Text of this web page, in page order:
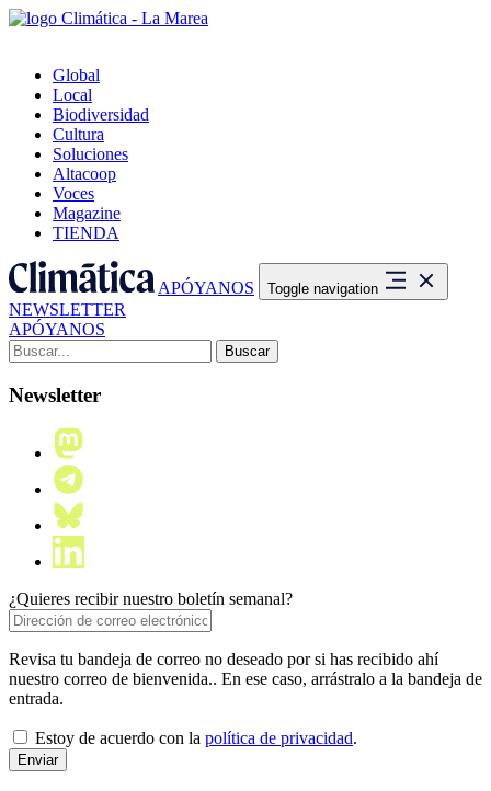
Global
Local
Biodiversidad
Cultura
Soluciones
Altacoop
Voces
Magazine
TIENDA
APÓYANOS Toggle navigation
NEWSLETTER
APÓYANOS
Buscar:
Newsletter
¿Quieres recibir nuestro boletín semanal?
Revisa tu bandeja de correo no deseado por si has recibido ahí
nuestro correo de bienvenida.. En ese caso, arrástralo a la bandeja de
entrada.
Estoy de acuerdo con la política de privacidad.